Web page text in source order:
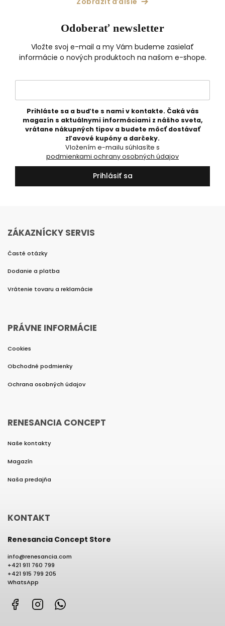
Odoberať newsletter
Vložte svoj e-mail a my Vám budeme zasielať
informácie o nových produktoch na našom e-shope.
Prihláste sa a buďte s nami v kontakte. Čaká vás
magazín s aktuálnymi informáciami z nášho sveta,
vrátane nákupných tipov a budete môcť dostávať
zľavové kupóny a darčeky.
podmienkami ochrany osobných údajov
Prihlásiť sa
ZÁKAZNÍCKY SERVIS
Časté otázky
Dodanie a platba
Vrátenie tovaru a reklamácie
PRÁVNE INFORMÁCIE
Cookies
Obchodné podmienky
Ochrana osobných údajov
RENESANCIA CONCEPT
Naše kontakty
Magazín
Naša predajňa
KONTAKT
Renesancia Concept Store
info@renesancia.com
+421 911 760 799
+421 915 799 205
WhatsApp
FacebookInstagram